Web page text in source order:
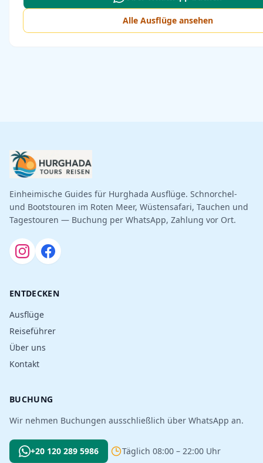
Alle Ausflüge ansehen
Einheimische Guides für Hurghada Ausflüge. Schnorchel-
und Bootstouren im Roten Meer, Wüstensafari, Tauchen und
Tagestouren — Buchung per WhatsApp, Zahlung vor Ort.
ENTDECKEN
Ausflüge
Reiseführer
Über uns
Kontakt
BUCHUNG
Wir nehmen Buchungen ausschließlich über WhatsApp an.
+20 120 289 5986 Täglich 08:00 – 22:00 Uhr